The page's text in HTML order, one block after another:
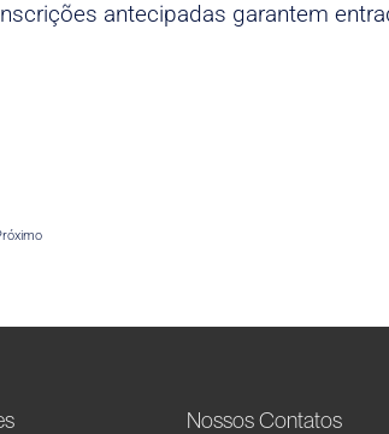
antecipadas garantem
Nossos Contatos